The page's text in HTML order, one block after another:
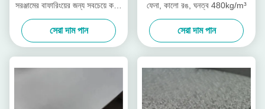
সরঞ্জামের বাফারিংয়ের জন্য সবচেয়ে কঠিন
ﬂলেম-রিটার্ডেন্ট
সেরা দাম পান
ফেনা, কালো রঙ, ঘনত্ব 480kg/m³
সেরা দাম পান